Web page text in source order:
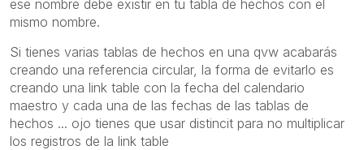
ese nombre debe existir en tu tabla de hechos con el
mismo nombre.
Si tienes varias tablas de hechos en una qvw acabarás
creando una referencia circular, la forma de evitarlo es
creando una link table con la fecha del calendario
maestro y cada una de las fechas de las tablas de
hechos ... ojo tienes que usar distincit para no multiplicar
los registros de la link table